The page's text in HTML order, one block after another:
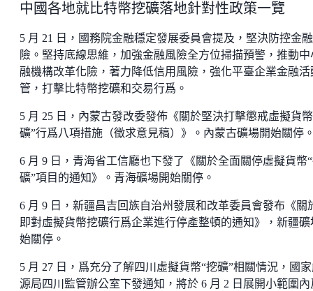
中國各地就比特幣挖礦落地針對性政策一覽
5 月 21 日，國務院金融穩定發展委員會提及，堅決防控金
險。堅持底線思維，加強金融風險全方位掃描預警，推動中
融機構改革化險，著力降低信用風險，強化平臺企業金融活
管，打擊比特幣挖礦和交易行爲。
5 月 25 日，內蒙古發改委發佈《關於堅決打擊懲戒虛擬貨
礦”行爲八項措施（徵求意見稿）》。內蒙古礦場開始關停
6 月 9 日，青海省工信廳也下發了《關於全面關停虛擬貨幣
礦”項目的通知》。青海礦場開始關停。
6 月 9 日，新疆昌吉回族自治州發展和改革委員會發布《關
即對虛擬貨幣挖礦行爲企業進行停產整頓的通知》，新疆礦
始關停。
5 月 27 日，爲充分了解四川虛擬貨幣“挖礦”相關情況，國
源局四川監管辦公室下發通知，將於 6 月 2 日展開小範圍內